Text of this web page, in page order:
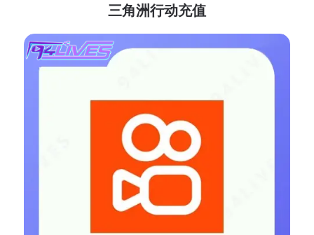
三角洲行动充值